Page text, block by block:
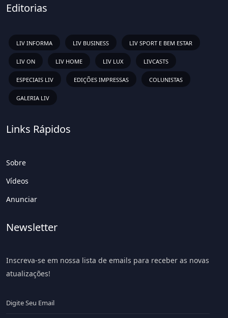
Editorias
LIV INFORMA LIV BUSINESS LIV SPORT E BEM ESTAR
LIV ON LIV HOME LIV LUX LIVCASTS
ESPECIAIS LIV EDIÇÕES IMPRESSAS COLUNISTAS
GALERIA LIV
Links Rápidos
Sobre
Vídeos
Anunciar
Newsletter
Inscreva-se em nossa lista de emails para receber as novas
atualizações!